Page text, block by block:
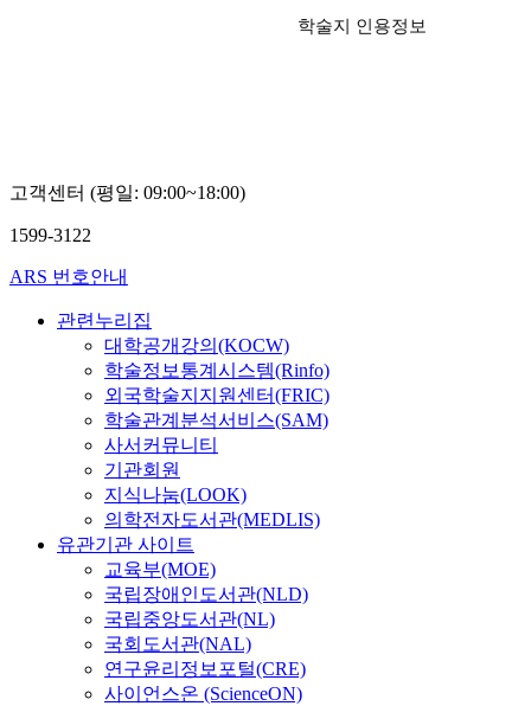
학술지 인용정보
고객센터 (평일: 09:00~18:00)
1599-3122
ARS 번호안내
관련누리집
대학공개강의(KOCW)
학술정보통계시스템(Rinfo)
외국학술지지원센터(FRIC)
학술관계분석서비스(SAM)
사서커뮤니티
기관회원
지식나눔(LOOK)
의학전자도서관(MEDLIS)
유관기관 사이트
교육부(MOE)
국립장애인도서관(NLD)
국립중앙도서관(NL)
국회도서관(NAL)
연구윤리정보포털(CRE)
사이언스온 (ScienceON)